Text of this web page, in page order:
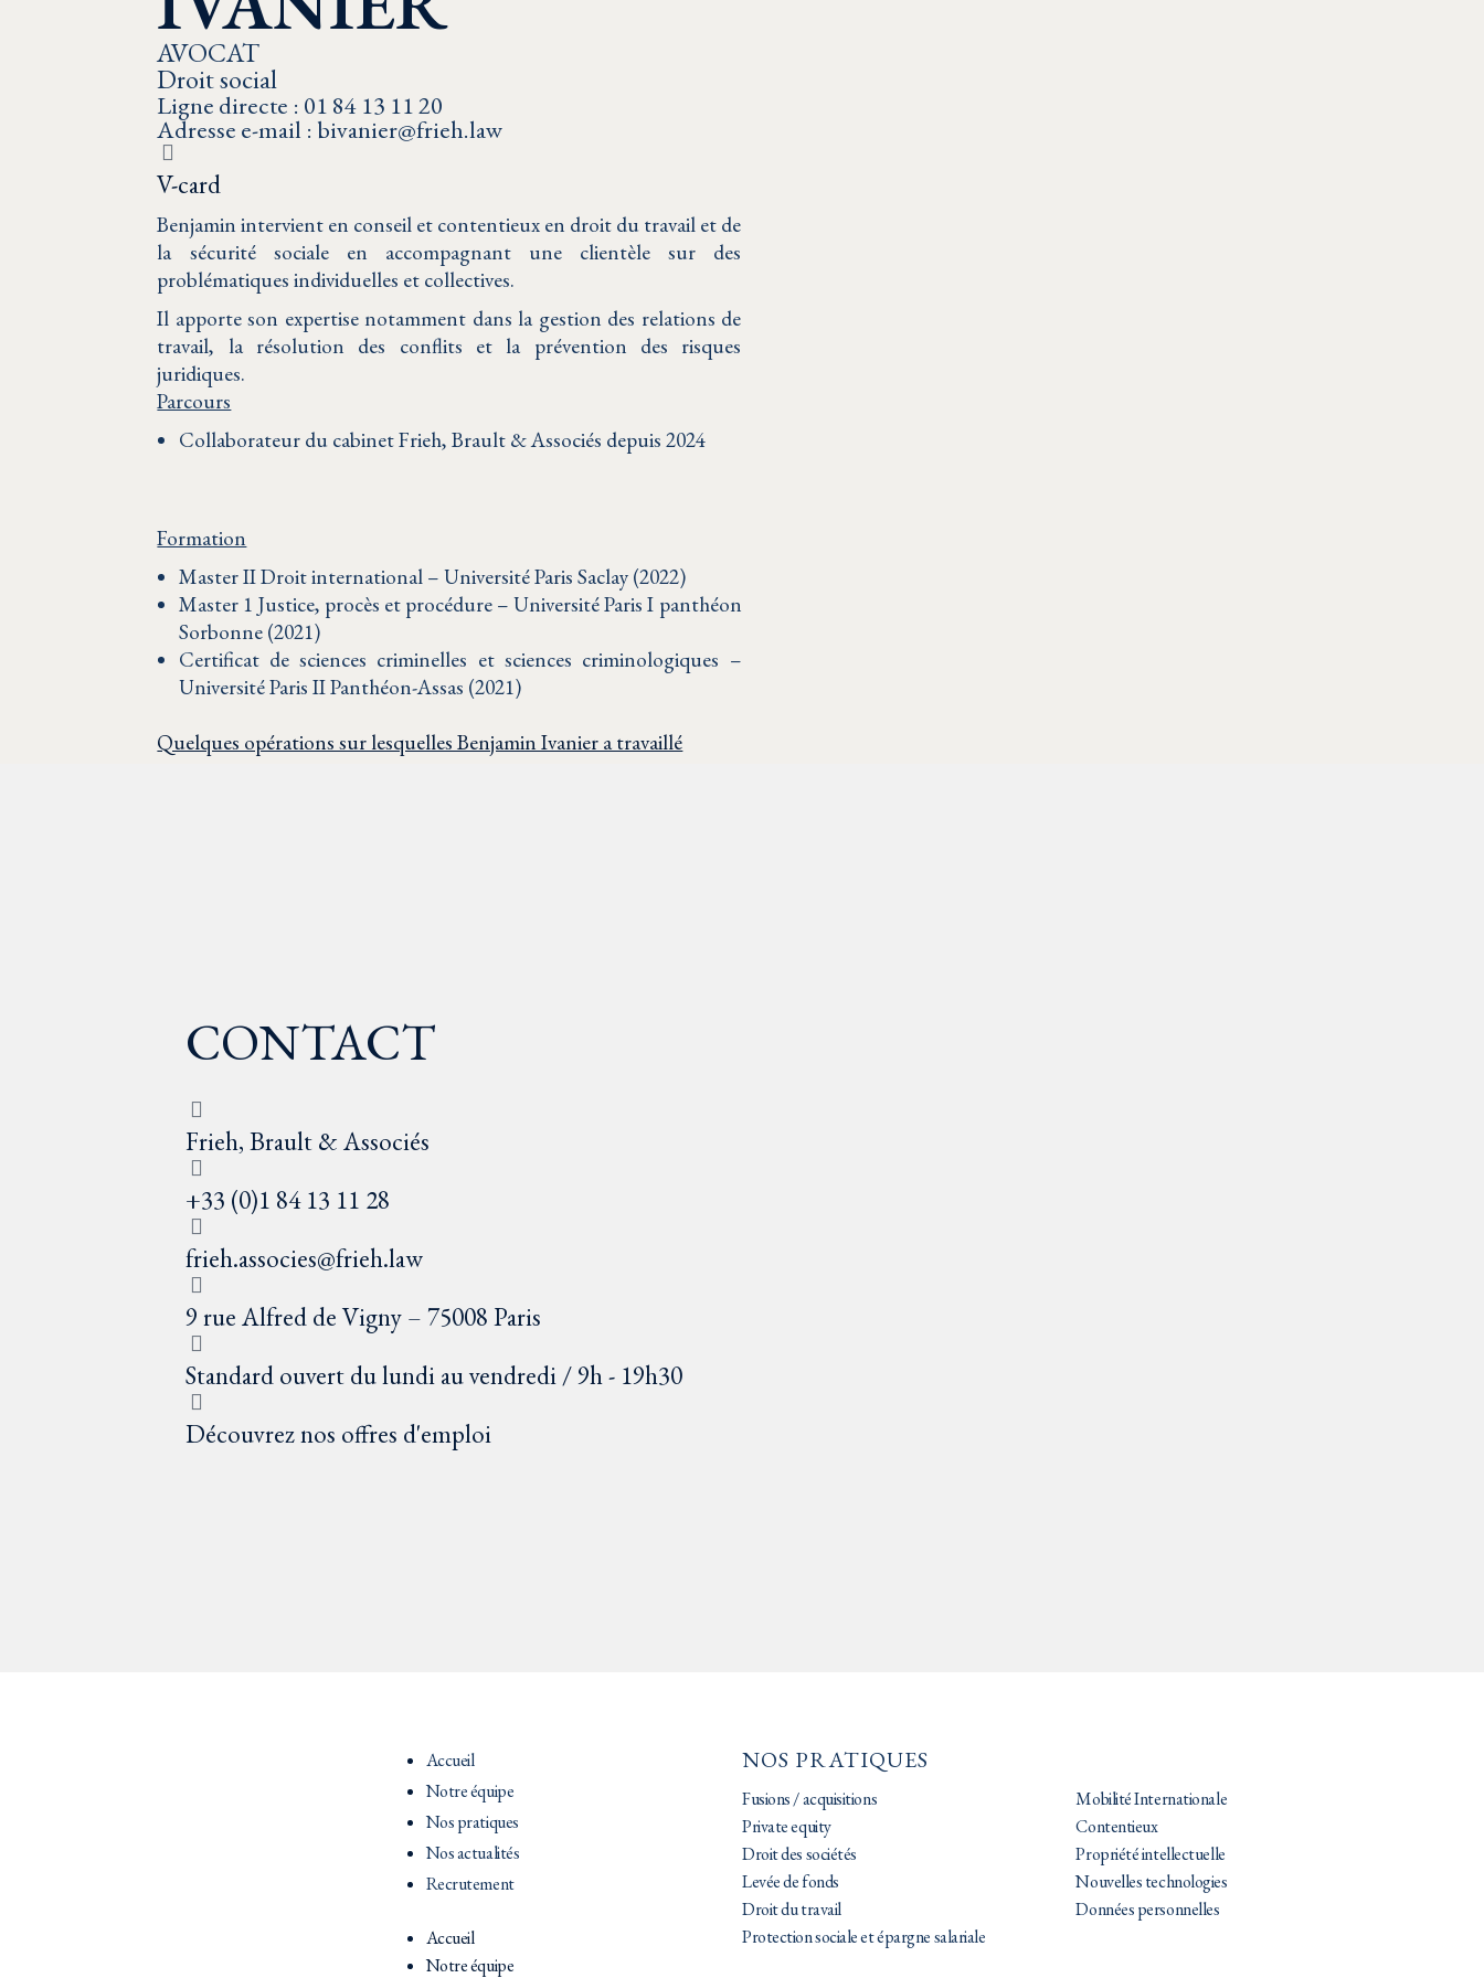
AVOCAT
Droit social
Ligne directe : 01 84 13 11 20
Adresse e-mail : bivanier@frieh.law
V-card
Benjamin intervient en conseil et contentieux en droit du travail et de
la sécurité sociale en accompagnant une clientèle sur des
problématiques individuelles et collectives.
Il apporte son expertise notamment dans la gestion des relations de
travail, la résolution des conflits et la prévention des risques
juridiques.
Parcours
Collaborateur du cabinet Frieh, Brault & Associés depuis 2024
Formation
Master II Droit international – Université Paris Saclay (2022)
Master 1 Justice, procès et procédure – Université Paris I panthéon
Sorbonne (2021)
Certificat de sciences criminelles et sciences criminologiques –
Université Paris II Panthéon-Assas (2021)
Quelques opérations sur lesquelles Benjamin Ivanier a travaillé
CONTACT
Frieh, Brault & Associés
+33 (0)1 84 13 11 28
frieh.associes@frieh.law
9 rue Alfred de Vigny – 75008 Paris
Standard ouvert du lundi au vendredi / 9h - 19h30
Découvrez nos offres d'emploi
Accueil
Notre équipe
Nos pratiques
Nos actualités
Recrutement
Accueil
Notre équipe
NOS PRATIQUES
Fusions / acquisitions
Private equity
Droit des sociétés
Levée de fonds
Droit du travail
Protection sociale et épargne salariale
Mobilité Internationale
Contentieux
Propriété intellectuelle
Nouvelles technologies
Données personnelles